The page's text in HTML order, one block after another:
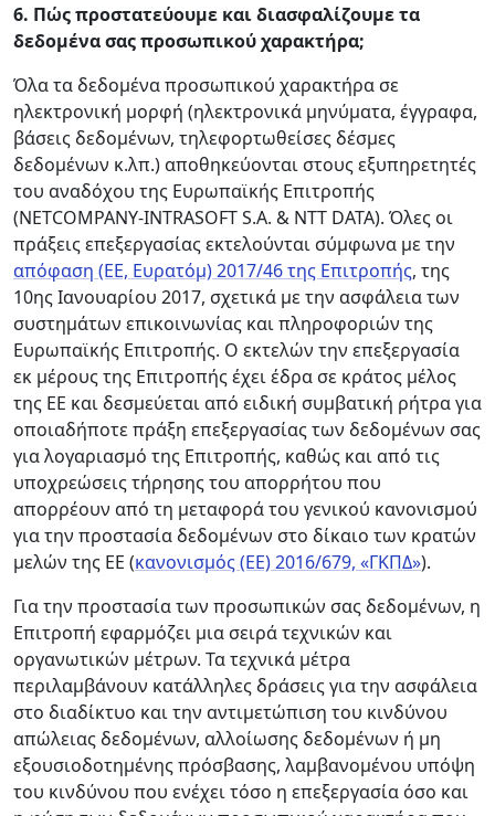
6. Πώς προστατεύουμε και διασφαλίζουμε τα
δεδομένα σας προσωπικού χαρακτήρα;
Όλα τα δεδομένα προσωπικού χαρακτήρα σε
ηλεκτρονική μορφή (ηλεκτρονικά μηνύματα, έγγραφα,
βάσεις δεδομένων, τηλεφορτωθείσες δέσμες
δεδομένων κ.λπ.) αποθηκεύονται στους εξυπηρετητές
του αναδόχου της Ευρωπαϊκής Επιτροπής
(NETCOMPANY-INTRASOFT S.A. & NTT DATA). Όλες οι
πράξεις επεξεργασίας εκτελούνται σύμφωνα με την
απόφαση (EΕ, Ευρατόμ) 2017/46 της Επιτροπής, της
10ης Ιανουαρίου 2017, σχετικά με την ασφάλεια των
συστημάτων επικοινωνίας και πληροφοριών της
Ευρωπαϊκής Επιτροπής. O εκτελών την επεξεργασία
εκ μέρους της Επιτροπής έχει έδρα σε κράτος μέλος
της ΕΕ και δεσμεύεται από ειδική συμβατική ρήτρα για
οποιαδήποτε πράξη επεξεργασίας των δεδομένων σας
για λογαριασμό της Επιτροπής, καθώς και από τις
υποχρεώσεις τήρησης του απορρήτου που
απορρέουν από τη μεταφορά του γενικού κανονισμού
για την προστασία δεδομένων στο δίκαιο των κρατών
μελών της ΕΕ (κανονισμός (ΕΕ) 2016/679, «ΓΚΠΔ»).
Για την προστασία των προσωπικών σας δεδομένων, η
Επιτροπή εφαρμόζει μια σειρά τεχνικών και
οργανωτικών μέτρων. Τα τεχνικά μέτρα
περιλαμβάνουν κατάλληλες δράσεις για την ασφάλεια
στο διαδίκτυο και την αντιμετώπιση του κινδύνου
απώλειας δεδομένων, αλλοίωσης δεδομένων ή μη
εξουσιοδοτημένης πρόσβασης, λαμβανομένου υπόψη
του κινδύνου που ενέχει τόσο η επεξεργασία όσο και